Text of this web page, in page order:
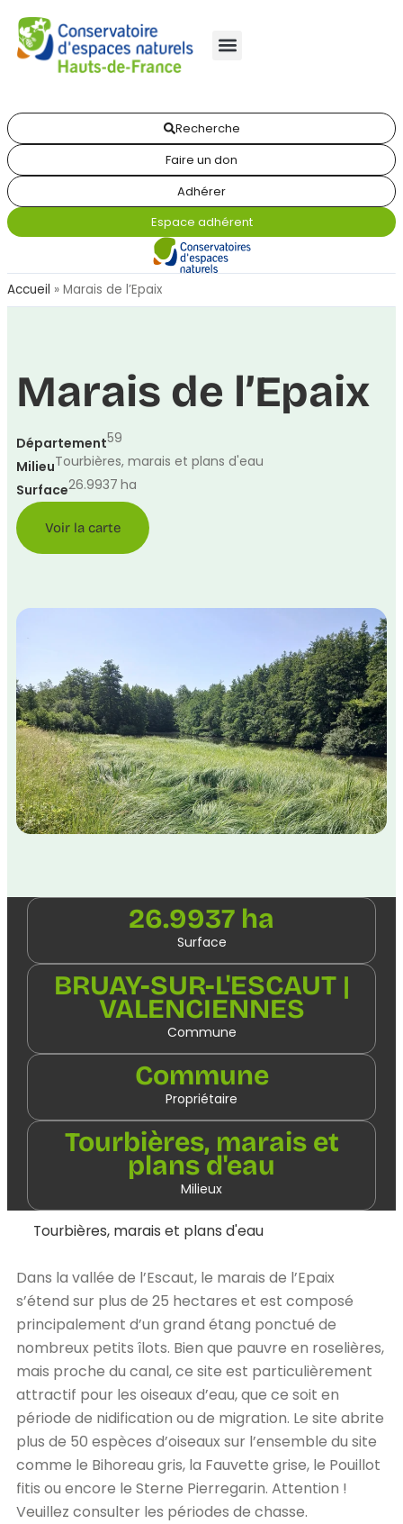
Recherche
Faire un don
Adhérer
Espace adhérent
Accueil » Marais de l’Epaix
Marais de l’Epaix
Département59
MilieuTourbières, marais et plans d'eau
Surface26.9937 ha
Voir la carte
26.9937 ha
Surface
BRUAY-SUR-L'ESCAUT |
VALENCIENNES
Commune
Commune
Propriétaire
Tourbières, marais et
plans d'eau
Milieux
Tourbières, marais et plans d'eau
Dans la vallée de l’Escaut, le marais de l’Epaix
s’étend sur plus de 25 hectares et est composé
principalement d’un grand étang ponctué de
nombreux petits îlots. Bien que pauvre en roselières,
mais proche du canal, ce site est particulièrement
attractif pour les oiseaux d’eau, que ce soit en
période de nidification ou de migration. Le site abrite
plus de 50 espèces d’oiseaux sur l’ensemble du site
comme le Bihoreau gris, la Fauvette grise, le Pouillot
fitis ou encore le Sterne Pierregarin. Attention !
Veuillez consulter les périodes de chasse.